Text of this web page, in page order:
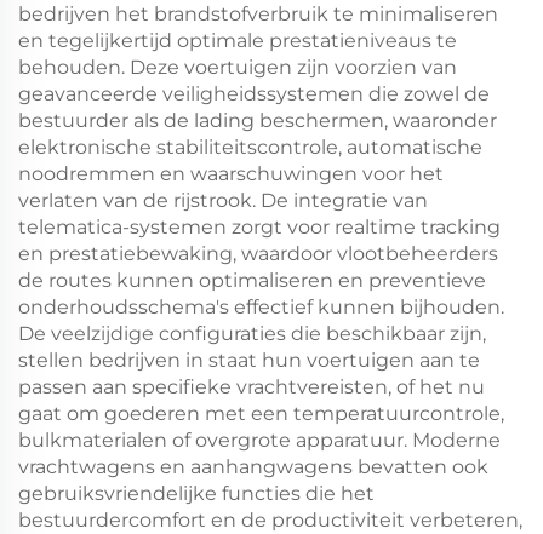
bedrijven het brandstofverbruik te minimaliseren
en tegelijkertijd optimale prestatieniveaus te
behouden. Deze voertuigen zijn voorzien van
geavanceerde veiligheidssystemen die zowel de
bestuurder als de lading beschermen, waaronder
elektronische stabiliteitscontrole, automatische
noodremmen en waarschuwingen voor het
verlaten van de rijstrook. De integratie van
telematica-systemen zorgt voor realtime tracking
en prestatiebewaking, waardoor vlootbeheerders
de routes kunnen optimaliseren en preventieve
onderhoudsschema's effectief kunnen bijhouden.
De veelzijdige configuraties die beschikbaar zijn,
stellen bedrijven in staat hun voertuigen aan te
passen aan specifieke vrachtvereisten, of het nu
gaat om goederen met een temperatuurcontrole,
bulkmaterialen of overgrote apparatuur. Moderne
vrachtwagens en aanhangwagens bevatten ook
gebruiksvriendelijke functies die het
bestuurdercomfort en de productiviteit verbeteren,